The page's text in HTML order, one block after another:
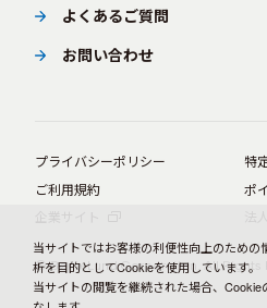
よくあるご質問
お問い合わせ
プライバシーポリシー
特
ご利用規約
ポ
© BørneLund Corporation. All Rights
当サイトではお客様の利便性向上のため
析を目的としてCookieを使用しています。
当サイトの閲覧を継続された場合、